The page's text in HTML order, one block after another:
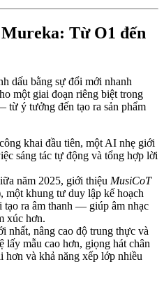
Từ O1 đến
dấu bằng sự đổi mới nhanh
một giai đoạn riêng biệt trong
từ ý tưởng đến tạo ra sản phẩm
khai đầu tiên, một AI nhẹ giới
sáng tác tự động và tổng hợp lời
năm 2025, giới thiệu MusiCoT
khung tư duy lập kế hoạch
tạo ra âm thanh — giúp âm nhạc
xúc hơn.
nhất, nâng cao độ trung thực và
lấy mẫu cao hơn, giọng hát chân
hơn và khả năng xếp lớp nhiều